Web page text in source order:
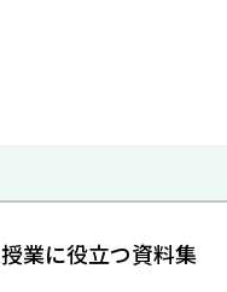
授業に役立つ資料集